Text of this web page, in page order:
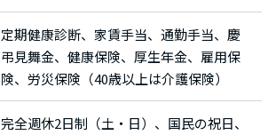
定期健康診断、家賃手当、通勤手当、慶
弔見舞金、健康保険、厚生年金、雇用保
険、労災保険（40歳以上は介護保険）
完全週休2日制（土・日）、国民の祝日、